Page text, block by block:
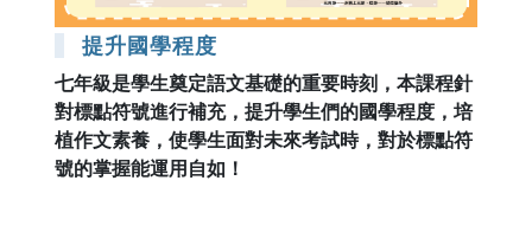
提升國學程度
七年級是學生奠定語文基礎的重要時刻，本課程針
對標點符號進行補充，提升學生們的國學程度，培
植作文素養，使學生面對未來考試時，對於標點符
號的掌握能運用自如！